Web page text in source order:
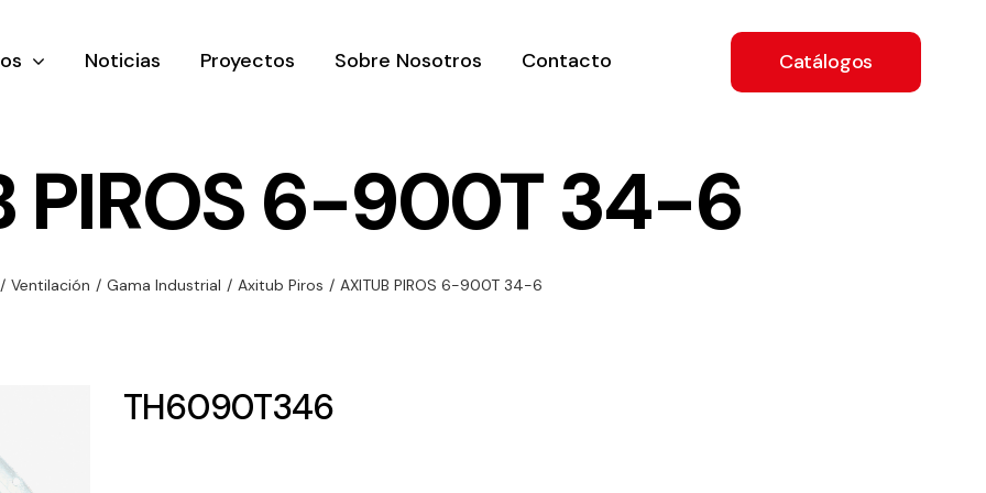
y
de
y
Ventilación
ventilación
Iluminación
Noticias Proyectos Sobre Nosotros Contacto Catálogos
PIROS 6-900T 34-6
/ Ventilación / Gama Industrial / Axitub Piros / AXITUB PIROS 6-900T 34-6
TH6090T346